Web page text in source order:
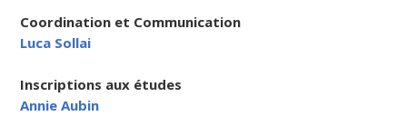
Coordination et Communication
Luca Sollai
Inscriptions aux études
Annie Aubin